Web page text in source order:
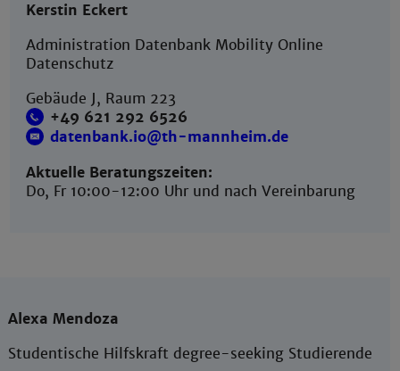
Kerstin Eckert
Administration Datenbank Mobility Online
Datenschutz
Gebäude J, Raum 223
+49 621 292 6526
datenbank.io@th-mannheim.de
Aktuelle Beratungszeiten:
Do, Fr 10:00-12:00 Uhr und nach Vereinbarung
Alexa Mendoza
Studentische Hilfskraft degree-seeking Studierende